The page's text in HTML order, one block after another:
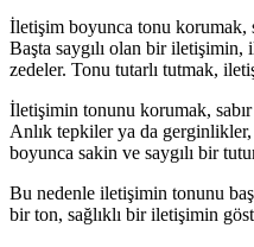
İletişim boyunca tonu korumak,
Başta saygılı olan bir iletişimin,
zedeler. Tonu tutarlı tutmak,
İletişimin tonunu korumak,
Anlık tepkiler ya da
boyunca sakin ve saygılı bir
Bu nedenle iletişimin tonunu
bir ton, sağlıklı bir iletişimin